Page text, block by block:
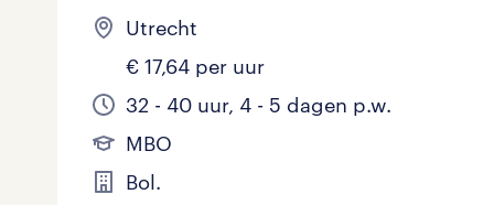
Utrecht
€ 17,64 per uur
32 - 40 uur, 4 - 5 dagen p.w.
MBO
Bol.